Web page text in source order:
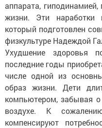
аппарата, гиподинамией,
жизни. Эти наработки
который подготовлен
физкультуре Надеждой
Ухудшение здоровья
последние годы
числе одной из
образ жизни. Дети
компьютером, забывая
воздухе. К
компенсируют